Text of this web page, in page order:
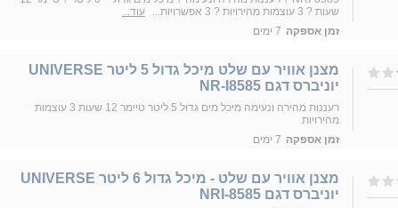
שעות ? 3 עוצמות מהירויות ? 3 אפשרויות...
עוד...
זמן אספקה 7 ימים
מצנן אוויר עם שלט מיכל גדול 5 ליטר UNIVERSE
יוניברס דגם NR-I8585
רעננות מהירה ונעימה מיכל מים גדול 5 ליטר טיימר 12 שעות 3 עוצמות
מהירויות
זמן אספקה 7 ימים
מצנן אוויר עם שלט - מיכל גדול 6 ליטר UNIVERSE
יוניברס דגם NRI-8585